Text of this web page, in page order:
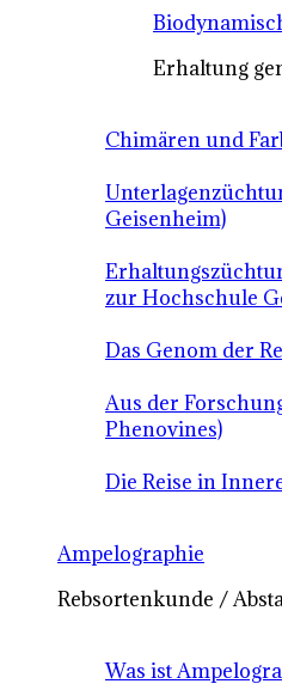
Erhaltung
Chimären und
Geisenheim)
zur Hochschule
Das Genom der
Aus der
Phenovines)
Die Reise in
Ampelographie
Rebsortenkunde /
Was ist